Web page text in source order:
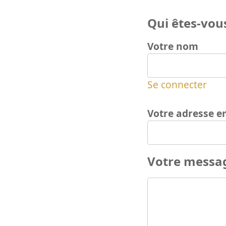
Qui êtes-
Votre nom
Se connecter
Votre adresse
Votre